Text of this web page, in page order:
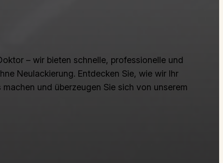
– wir bieten schnelle, professionelle und
Neulackierung. Entdecken Sie, wie wir Ihr
und überzeugen Sie sich von unserem